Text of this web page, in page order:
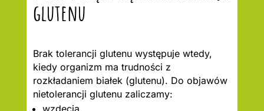
glutenu
Brak tolerancji glutenu występuje wtedy,
kiedy organizm ma trudności z
rozkładaniem białek (glutenu). Do objawów
nietolerancji glutenu zaliczamy:
wzdęcia,